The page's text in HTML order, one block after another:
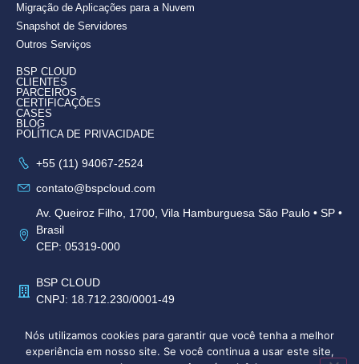
Migração de Aplicações para a Nuvem
Snapshot de Servidores
Outros Serviços
BSP CLOUD
CLIENTES
PARCEIROS
CERTIFICAÇÕES
CASES
BLOG
POLÍTICA DE PRIVACIDADE
+55 (11) 94067-2524
contato@bspcloud.com
Av. Queiroz Filho, 1700, Vila Hamburguesa São Paulo • SP •
Brasil
CEP: 05319-000
BSP CLOUD
CNPJ: 18.712.230/0001-49
Nós utilizamos cookies para garantir que você tenha a melhor
experiência em nosso site. Se você continua a usar este site,